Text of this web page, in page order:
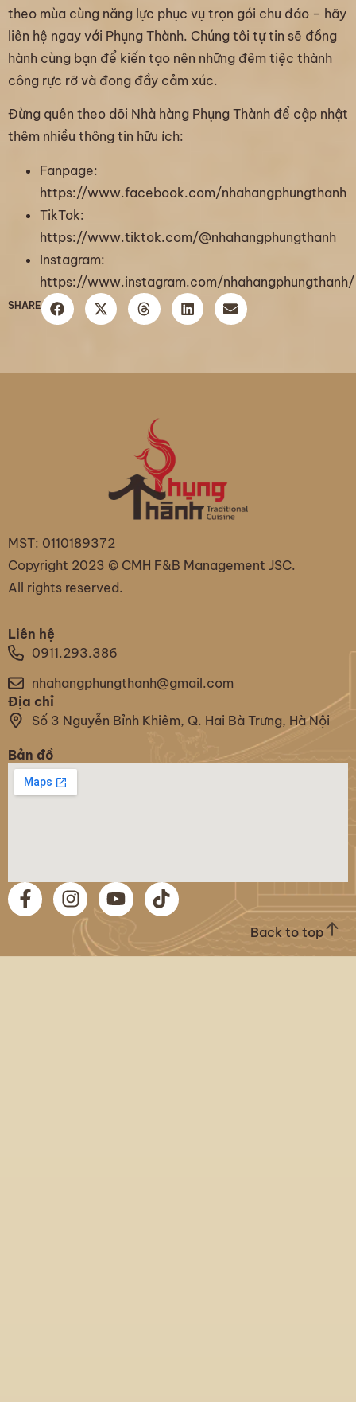
theo mùa cùng năng lực phục vụ trọn gói chu đáo – hãy
liên hệ ngay với Phụng Thành. Chúng tôi tự tin sẽ đồng
hành cùng bạn để kiến tạo nên những đêm tiệc thành
công rực rỡ và đong đầy cảm xúc.
Đừng quên theo dõi Nhà hàng Phụng Thành để cập nhật
thêm nhiều thông tin hữu ích:
Fanpage:
https://www.facebook.com/nhahangphungthanh
TikTok:
https://www.tiktok.com/@nhahangphungthanh
Instagram:
https://www.instagram.com/nhahangphungthanh/
SHARE
MST: 0110189372
Copyright 2023 © CMH F&B Management JSC.
All rights reserved.
Liên hệ
0911.293.386
nhahangphungthanh@gmail.com
Địa chỉ
Số 3 Nguyễn Bỉnh Khiêm, Q. Hai Bà Trưng, Hà Nội
Bản đồ
Back to top